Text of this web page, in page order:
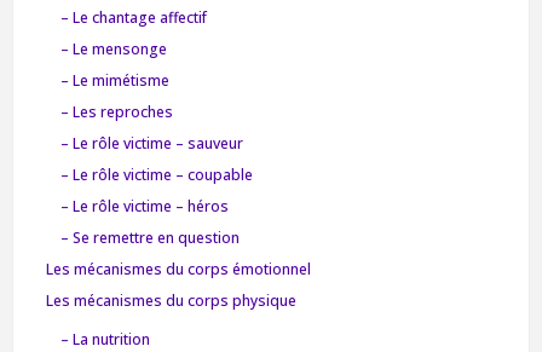
– Le chantage affectif
– Le mensonge
– Le mimétisme
– Les reproches
– Le rôle victime – sauveur
– Le rôle victime – coupable
– Le rôle victime – héros
– Se remettre en question
Les mécanismes du corps émotionnel
Les mécanismes du corps physique
– La nutrition